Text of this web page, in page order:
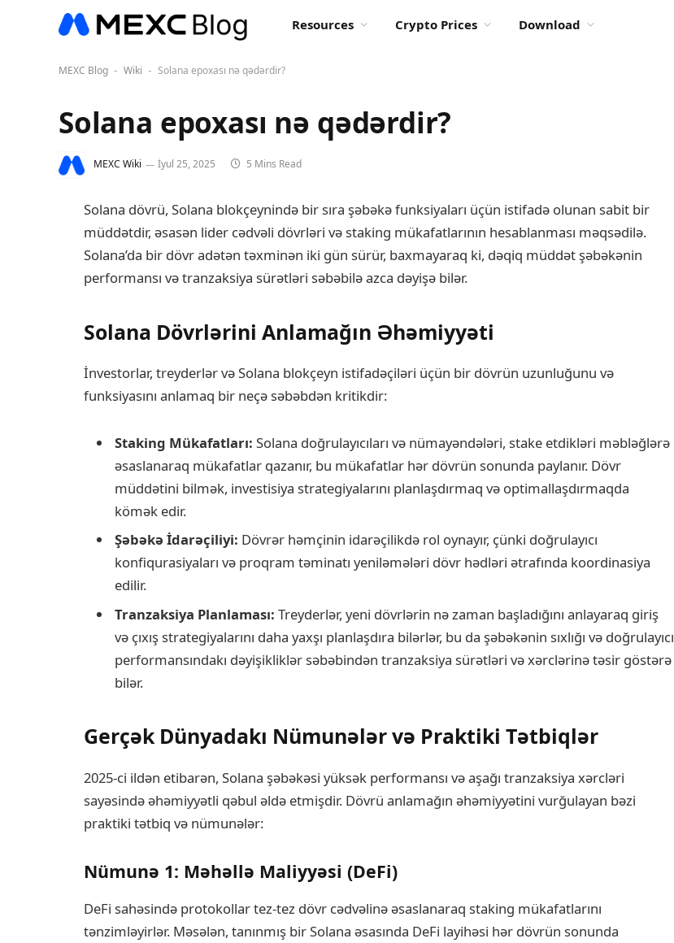
Resources Crypto Prices Download
MEXC Blog - Wiki - Solana epoxası nə qədərdir?
Solana epoxası nə qədərdir?
MEXC Wiki İyul 25, 2025 5 Mins Read
Solana dövrü, Solana blokçeynində bir sıra şəbəkə funksiyaları üçün istifadə olunan sabit bir
müddətdir, əsasən lider cədvəli dövrləri və staking mükafatlarının hesablanması məqsədilə.
Solana’da bir dövr adətən təxminən iki gün sürür, baxmayaraq ki, dəqiq müddət şəbəkənin
performansı və tranzaksiya sürətləri səbəbilə azca dəyişə bilər.
Solana Dövrlərini Anlamağın Əhəmiyyəti
İnvestorlar, treyderlər və Solana blokçeyn istifadəçiləri üçün bir dövrün uzunluğunu və
funksiyasını anlamaq bir neçə səbəbdən kritikdir:
Staking Mükafatları: Solana doğrulayıcıları və nümayəndələri, stake etdikləri məbləğlərə
əsaslanaraq mükafatlar qazanır, bu mükafatlar hər dövrün sonunda paylanır. Dövr
müddətini bilmək, investisiya strategiyalarını planlaşdırmaq və optimallaşdırmaqda
kömək edir.
Şəbəkə İdarəçiliyi: Dövrər həmçinin idarəçilikdə rol oynayır, çünki doğrulayıcı
konfiqurasiyaları və proqram təminatı yeniləmələri dövr hədləri ətrafında koordinasiya
edilir.
Tranzaksiya Planlaması: Treyderlər, yeni dövrlərin nə zaman başladığını anlayaraq giriş
və çıxış strategiyalarını daha yaxşı planlaşdıra bilərlər, bu da şəbəkənin sıxlığı və doğrulayıcı
performansındakı dəyişikliklər səbəbindən tranzaksiya sürətləri və xərclərinə təsir göstərə
bilər.
Gerçək Dünyadakı Nümunələr və Praktiki Tətbiqlər
2025-ci ildən etibarən, Solana şəbəkəsi yüksək performansı və aşağı tranzaksiya xərcləri
sayəsində əhəmiyyətli qəbul əldə etmişdir. Dövrü anlamağın əhəmiyyətini vurğulayan bəzi
praktiki tətbiq və nümunələr:
Nümunə 1: Məhəllə Maliyyəsi (DeFi)
DeFi sahəsində protokollar tez-tez dövr cədvəlinə əsaslanaraq staking mükafatlarını
tənzimləyirlər. Məsələn, tanınmış bir Solana əsasında DeFi layihəsi hər dövrün sonunda